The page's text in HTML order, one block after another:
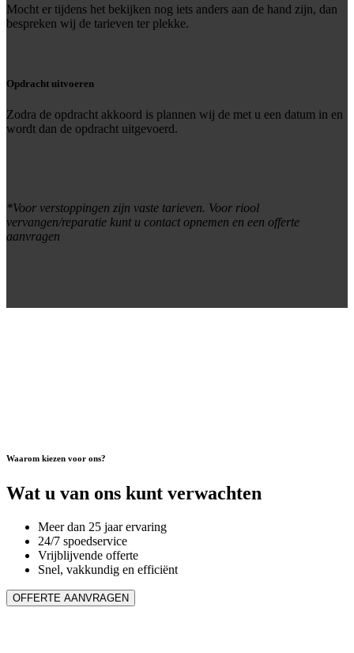
Mocht er tijdens het bekijken nog iets anders aan de hand zijn, dan
bespreken wij de tarieven ter plekke.
Opdracht uitvoeren
Zodra de opdracht akkoord is plannen wij de met u een datum in en
wordt dan de opdracht uitgevoerd.
*Voor verstoppingen zijn vaste tarieven. Voor riool
vervangen/reparatie kunt u contact opnemen en een offerte
aanvragen
Waarom kiezen voor ons?
Wat u van ons kunt verwachten
Meer dan 25 jaar ervaring
24/7 spoedservice
Vrijblijvende offerte
Snel, vakkundig en efficiënt
OFFERTE AANVRAGEN